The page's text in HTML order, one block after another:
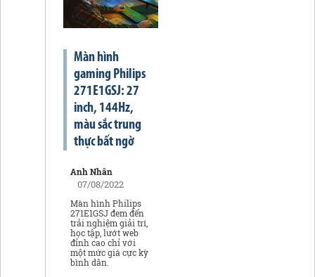
Màn hình
gaming Philips
271E1GSJ: 27
inch, 144Hz,
màu sắc trung
thực bất ngờ
Anh Nhân
07/08/2022
Màn hình Philips
271E1GSJ đem đến
trải nghiệm giải trí,
học tập, lướt web
đỉnh cao chỉ với
một mức giá cực kỳ
bình dân.